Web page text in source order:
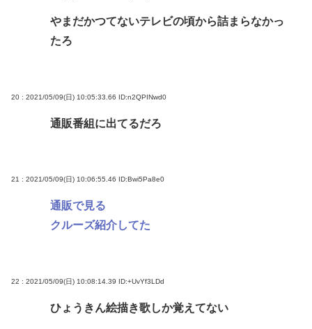
やまだかつてないテレビの頃から詰まらなかっ
たろ
20 : 2021/05/09(日) 10:05:33.66 ID:n2QPINwd0
通販番組に出てるだろ
21 : 2021/05/09(日) 10:06:55.46 ID:Bwi5Pa8e0
通販で見る
クルーズ紹介してた
22 : 2021/05/09(日) 10:08:14.39 ID:+UvYf3LDd
ひょうきん絵描き歌しか覚えてない